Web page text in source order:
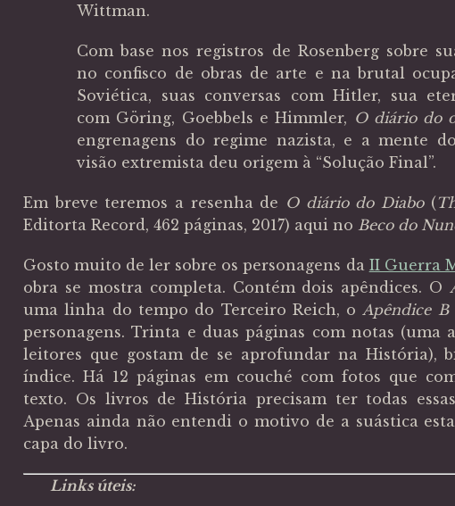
Wittman.
Com base nos registros de Rosenberg sobre
no confisco de obras de arte e na brutal
Soviética, suas conversas com Hitler, sua
com Göring, Goebbels e Himmler, O diário do
engrenagens do regime nazista, e a mente
visão extremista deu origem à “Solução Final”.
Em breve teremos a resenha de O diário do Diabo(
Editorta Record, 462 páginas, 2017) aqui no Beco do
Gosto muito de ler sobre os personagens da II Guerra
obra se mostra completa. Contém dois apêndices. O
uma linha do tempo do Terceiro Reich, o Apêndice B
personagens. Trinta e duas páginas com notas (uma
leitores que gostam de se aprofundar na História),
índice. Há 12 páginas em couché com fotos que
texto. Os livros de História precisam ter todas
Apenas ainda não entendi o motivo de a suástica
capa do livro.
Links úteis: